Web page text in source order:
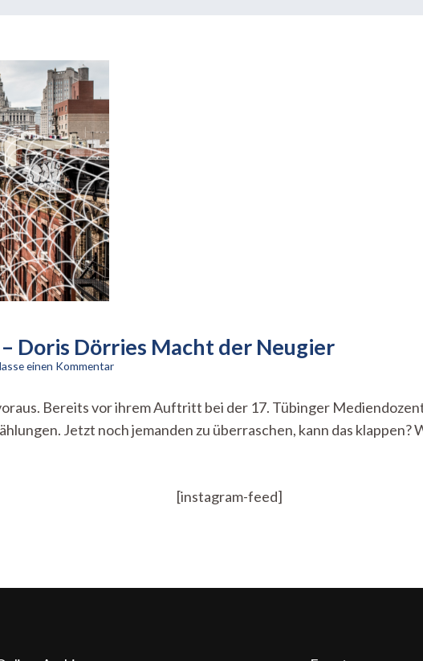
Doris Dörries Macht der Neugier
einen Kommentarzu
–
Doris
Bereits vor ihrem Auftritt bei der 17. Tübinger
Jetzt noch jemanden zu überraschen, kann das
[instagram-feed]